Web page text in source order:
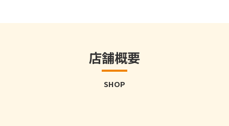
店舗概要
SHOP